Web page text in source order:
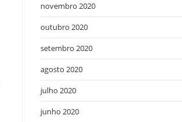
novembro 2020
outubro 2020
setembro 2020
agosto 2020
julho 2020
junho 2020